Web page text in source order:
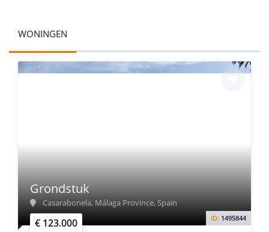
WONINGEN
€ 123.000 ID: 1495844
Grondstuk
Casarabonela, Málaga Province, Spain